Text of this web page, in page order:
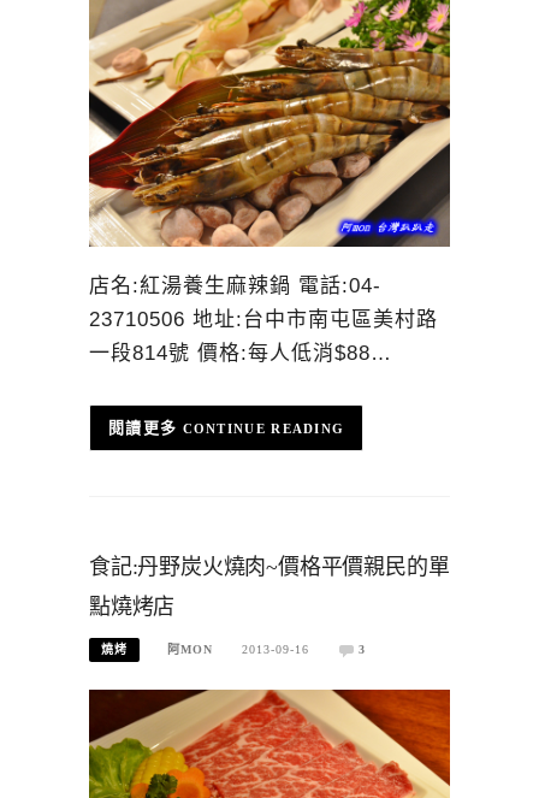
店名:紅湯養生麻辣鍋 電話:04-
23710506 地址:台中市南屯區美村路
一段814號 價格:每人低消$88…
CONTINUE READING
食記:丹野炭火燒肉~價格平價親民的單
點燒烤店
燒烤 阿MON 2013-09-16 3